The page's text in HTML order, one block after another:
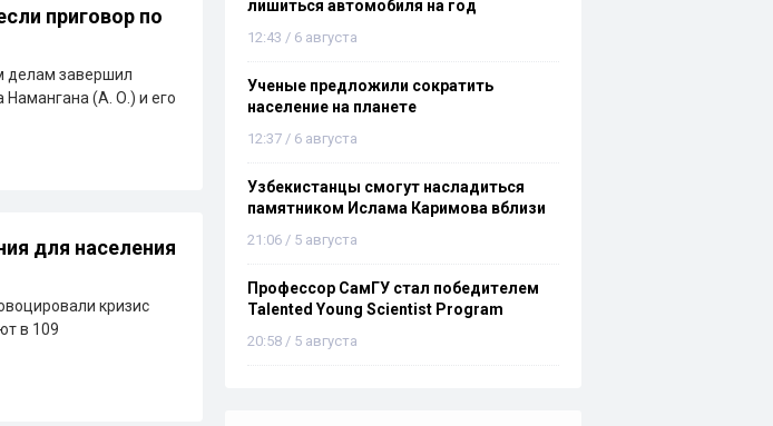
приговор по
делам завершил
Намангана (А. О.) и его
для населения
кризис
в 109
лишиться автомобиля на год
12:43 / 6 августа
Ученые предложили сократить
население на планете
12:37 / 6 августа
Узбекистанцы смогут насладиться
памятником Ислама Каримова вблизи
21:06 / 5 августа
Профессор СамГУ стал победителем
Talented Young Scientist Program
20:58 / 5 августа